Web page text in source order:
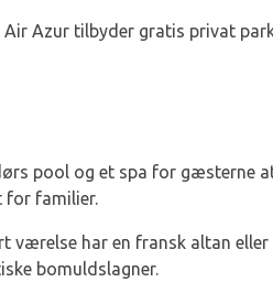
Azur tilbyder gratis privat
pool og et spa for gæsterne
for familier.
værelse har en fransk altan
bomuldslagner.